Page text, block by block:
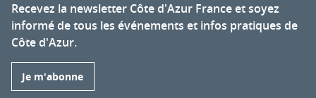
Recevez la newsletter Côte d'Azur France et soyez
informé de tous les événements et infos pratiques de
Côte d'Azur.
Je m'abonne